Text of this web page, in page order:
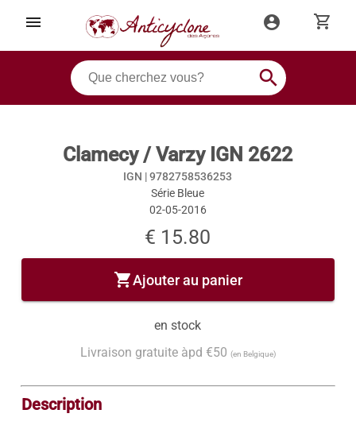
menu account_circle shopping_cart
search
Clamecy / Varzy IGN 2622
IGN |9782758536253
Série Bleue
02-05-2016
€ 15.80
shopping_cartAjouter au panier
en stock
Livraison gratuite àpd €50 (en Belgique)
Description